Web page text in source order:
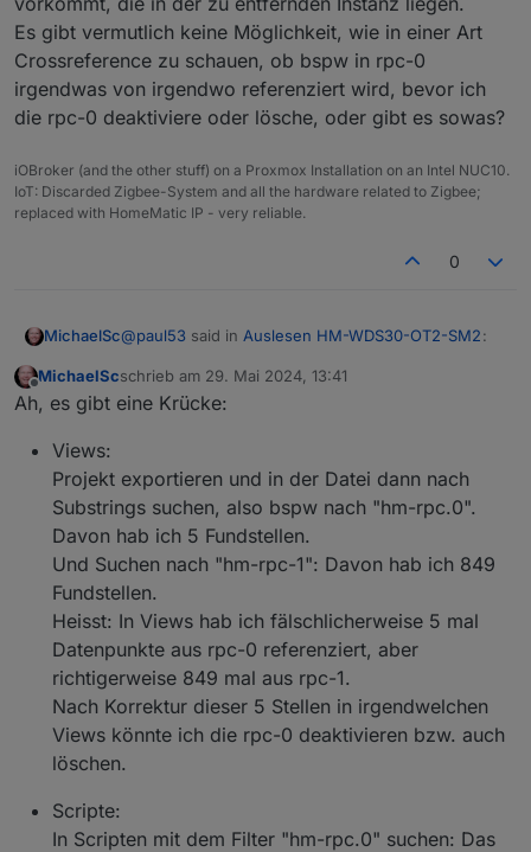
Sieht so aus.
Was mich wundert: LOWBAT ist im Kanal 1 und nicht im
Kanal 0?
EDIT: Ist laut Doku so.
Es gibt vermutlich keine Möglichkeit, wie in einer Art
Crossreference zu schauen, ob bspw in rpc-0
irgendwas von irgendwo referenziert wird, bevor ich
die rpc-0 deaktiviere oder lösche, oder gibt es sowas?
iOBroker (and the other stuff) on a Proxmox Installation on an Intel NUC10.
IoT: Discarded Zigbee-System and all the hardware related to Zigbee;
replaced with HomeMatic IP - very reliable.
0
MichaelSc@paul53 said in Auslesen HM-WDS30-OT2-SM2:
LOWBAT ist im Kanal 1 und nicht im Kanal 0?
rpc-0 und rpc-1: Wenn ich eine davon entfernen
will, muss ich wohl irgendwie nur sicherstellen,
Datenpunkte vorkommt, die in der zu entfernden
Instanz liegen.
Es gibt vermutlich keine Möglichkeit, wie in einer
Art Crossreference zu schauen, ob bspw in rpc-0
irgendwas von irgendwo referenziert wird, bevor
ich die rpc-0 deaktiviere oder lösche, oder gibt es
sowas?
MichaelScschrieb am 29. Mai 2024, 13:41
zuletzt editiert von
Ah, es gibt eine Krücke:
Views:
Projekt exportieren und in der Datei dann nach
Substrings suchen, also bspw nach "hm-rpc.0".
Davon hab ich 5 Fundstellen.
Und Suchen nach "hm-rpc-1": Davon hab ich 849
Fundstellen.
Heisst: In Views hab ich fälschlicherweise 5 mal
Datenpunkte aus rpc-0 referenziert, aber
richtigerweise 849 mal aus rpc-1.
Nach Korrektur dieser 5 Stellen in irgendwelchen
Views könnte ich die rpc-0 deaktivieren bzw. auch
löschen.
Scripte:
In Scripten mit dem Filter "hm-rpc.0" suchen: Das